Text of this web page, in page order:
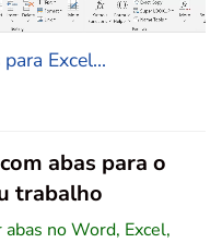
Excel...
abas para o
trabalho
no Word, Excel,